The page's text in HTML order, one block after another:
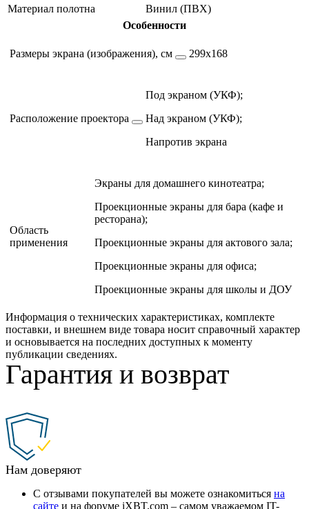
Материал полотна
Винил (ПВХ)
Особенности
Размеры экрана (изображения), см 299х168
Расположение проектора
Под экраном (УКФ);
Над экраном (УКФ);
Напротив экрана
Область
применения
Экраны для домашнего кинотеатра;
Проекционные экраны для бара (кафе и
ресторана);
Проекционные экраны для актового зала;
Проекционные экраны для офиса;
Проекционные экраны для школы и ДОУ
Информация о технических характеристиках, комплекте
поставки, и внешнем виде товара носит справочный характер
и основывается на последних доступных к моменту
публикации сведениях.
Гарантия и возврат
Нам доверяют
С отзывами покупателей вы можете ознакомиться на
сайте и на форуме iXBT.com – самом уважаемом IT-